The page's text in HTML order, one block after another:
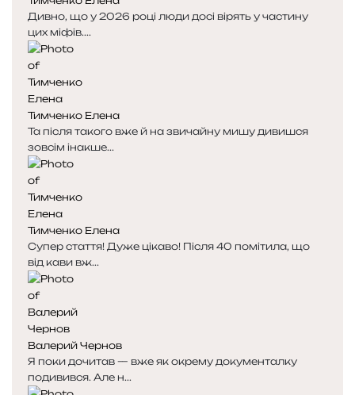
Дивно, що у 2026 році люди досі вірять у частину
цих міфів....
Тимченко Елена
Та після такого вже й на звичайну мишу дивишся
зовсім інакше...
Тимченко Елена
Супер стаття! Дуже цікаво! Після 40 помітила, що
від кави вж...
Валерий Чернов
Я поки дочитав — вже як окрему документалку
подивився. Але н...